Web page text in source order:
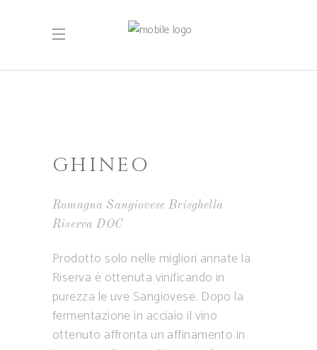
GHINEO
Romagna Sangiovese Brisghella
Riserva DOC
Prodotto solo nelle migliori annate la
Riserva è ottenuta vinificando in
purezza le uve Sangiovese. Dopo la
fermentazione in acciaio il vino
ottenuto affronta un affinamento in